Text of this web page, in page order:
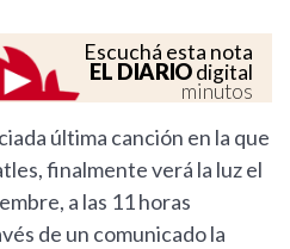
Escuchá esta nota
EL DIARIOdigital
minutos
última canción en la que
finalmente verá la luz el
a las 11 horas
de un comunicado la